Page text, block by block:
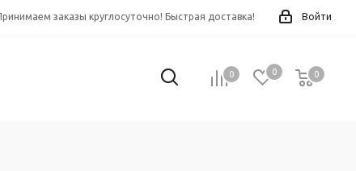
Войти
заказы круглосуточно! Быстрая доставка!
0 0 0
0